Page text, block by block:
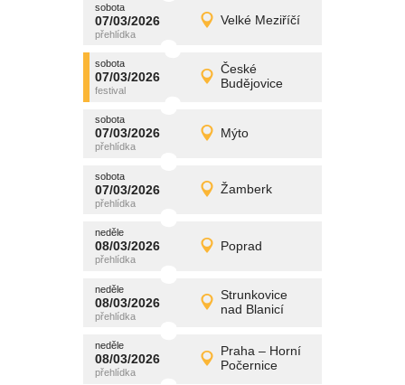
sobota
07/03/2026 Velké Meziříčí
sobota
07/03/2026 Detail
promítání
sobota
07/03/2026
České
Budějovice
sobota
07/03/2026 Detail
promítání
sobota
07/03/2026 Mýto
sobota
07/03/2026 Detail
promítání
sobota
07/03/2026 Žamberk
sobota
07/03/2026 Detail
promítání
neděle
08/03/2026 Poprad
neděle
08/03/2026 Detail
promítání
neděle
08/03/2026
Strunkovice
nad Blanicí
neděle
08/03/2026 Detail
promítání
neděle
08/03/2026
Praha – Horní
Počernice
neděle
08/03/2026 Detail
promítání